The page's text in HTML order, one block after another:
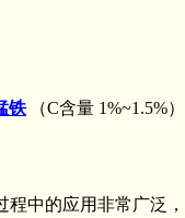
铁 （C含量 1%~1.5%）
程中的应用非常广泛